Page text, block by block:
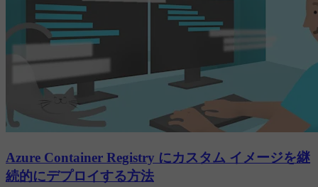
Azure Container Registry にカスタム イメージを継
続的にデプロイする方法